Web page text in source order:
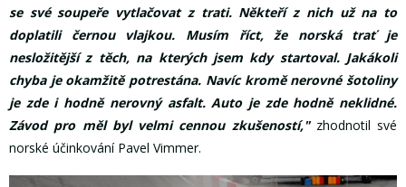
se své soupeře vytlačovat z trati. Někteří z nich už na to
doplatili černou vlajkou. Musím říct, že norská trať je
nesložitější z těch, na kterých jsem kdy startoval. Jakákoli
chyba je okamžitě potrestána. Navíc kromě nerovné šotoliny
je zde i hodně nerovný asfalt. Auto je zde hodně neklidné.
Závod pro měl byl velmi cennou zkušeností," zhodnotil své
norské účinkování Pavel Vimmer.